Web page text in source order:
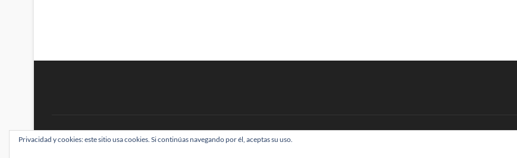
BRAINSTOMPING| Diseñado por:Theme Freesia|WordPress| © Todos los derechos reservados
Privacidad y cookies: este sitio usa cookies. Si continúas navegando por él, aceptas su uso.